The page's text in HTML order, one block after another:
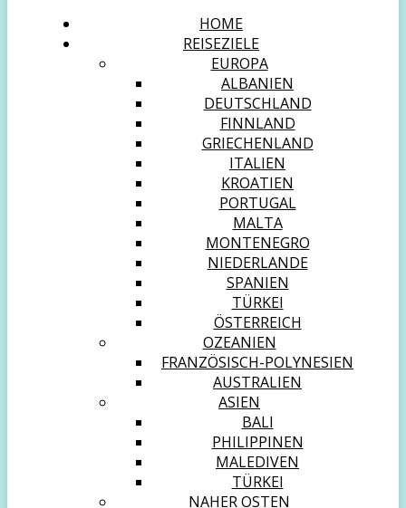
HOME
REISEZIELE
EUROPA
ALBANIEN
DEUTSCHLAND
FINNLAND
GRIECHENLAND
ITALIEN
KROATIEN
PORTUGAL
MALTA
MONTENEGRO
NIEDERLANDE
SPANIEN
TÜRKEI
ÖSTERREICH
OZEANIEN
FRANZÖSISCH-POLYNESIEN
AUSTRALIEN
ASIEN
BALI
PHILIPPINEN
MALEDIVEN
TÜRKEI
NAHER OSTEN